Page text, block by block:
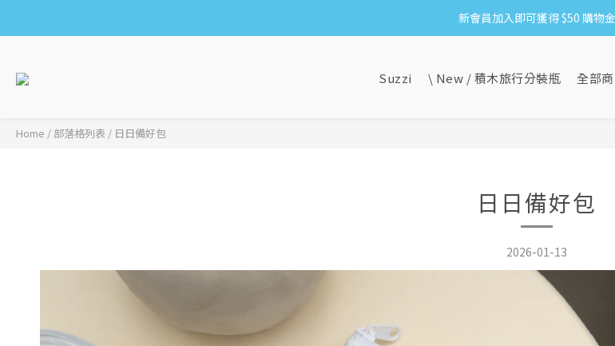
8/6-8/16 全館限時免運
新會員加入即可獲得 $50 購物金
Suzzi \ New / 積木旅行分裝瓶 全部
Home / 部落格列表 / 日日備好包
日日備好包
2026-01-13